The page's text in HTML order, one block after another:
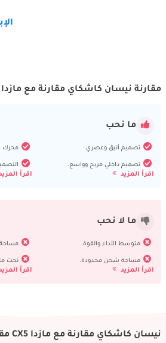
مقارنة نيسان كاشكاي مقارنة مع مازدا CX5 ايجابيات وسلبيات
ما نحب
تصميم أنيق وعصري.
تصميم داخلي مريح وواسع.
اقرأ المزيد
محرك
اقرأ
ما لا نحب
متوسط الأداء والقوة.
مساحة شحن محدودة.
اقرأ المزيد
مساحة
تحت
اقرأ
نيسان كاشكاي مقارنة مع مازدا CX5 مقارنة الصور